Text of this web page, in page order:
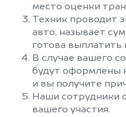
место оценки
Техник проводит
авто, называет
готова выплатить
В случае вашего
будут оформлены
и вы получите
Наши сотрудники
вашего участия.